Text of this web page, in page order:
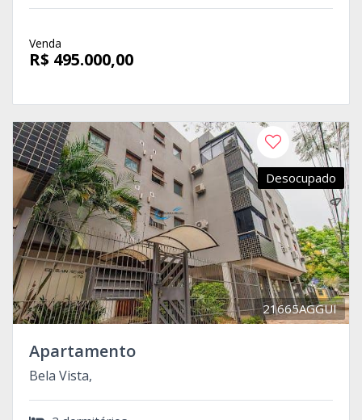
Venda
R$ 495.000,00
Desocupado
21665AGGUI
Apartamento
Bela Vista,